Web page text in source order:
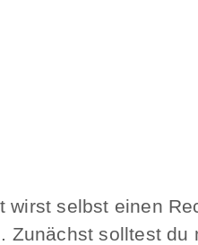
selbst einen
Zunächst solltest du